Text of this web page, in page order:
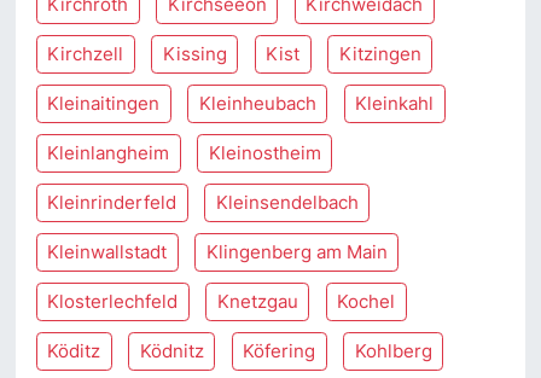
Kirchroth Kirchseeon Kirchweidach
Kirchzell Kissing Kist Kitzingen
Kleinaitingen Kleinheubach Kleinkahl
Kleinlangheim Kleinostheim
Kleinrinderfeld Kleinsendelbach
Kleinwallstadt Klingenberg am Main
Klosterlechfeld Knetzgau Kochel
Köditz Ködnitz Köfering Kohlberg